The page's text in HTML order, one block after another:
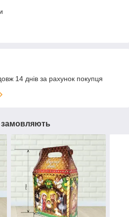
14 днів за рахунок покупця